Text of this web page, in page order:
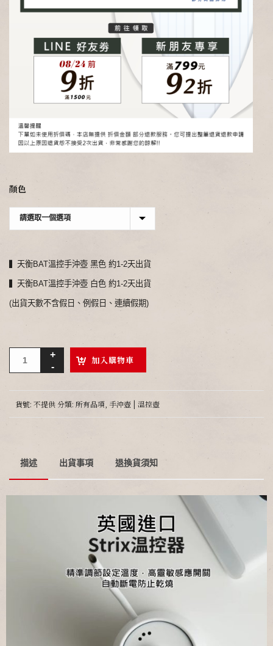
顏色
▍天衡BAT溫控手沖壺 黑色 約1-2天出貨
▍天衡BAT溫控手沖壺 白色 約1-2天出貨
(出貨天數不含假日、例假日、連續假期)
加入購物車
貨號: 不提供分類: 所有品項, 手沖壺 | 溫控壺
描述 出貨事項 退換貨須知